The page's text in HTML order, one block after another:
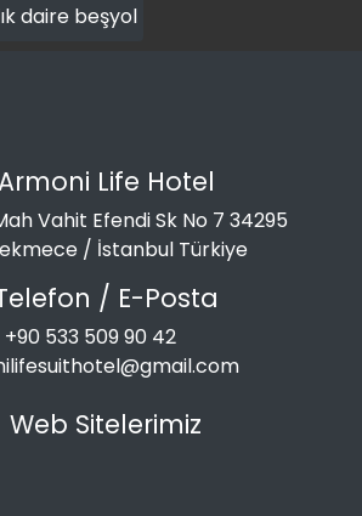
daire beşyol
Life Hotel
Vahit Efendi Sk No 7 34295
/ İstanbul Türkiye
/ E-Posta
+90 533 509 90 42
Web Sitelerimiz